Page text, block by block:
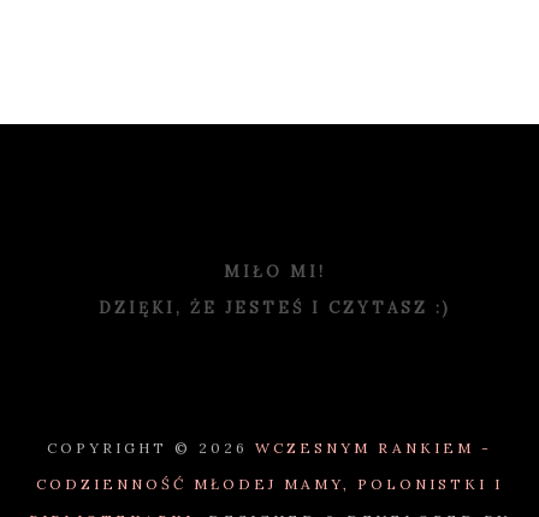
MIŁO MI!
DZIĘKI, ŻE JESTEŚ I CZYTASZ :)
COPYRIGHT © 2026 WCZESNYM RANKIEM -
CODZIENNOŚĆ MŁODEJ MAMY, POLONISTKI I